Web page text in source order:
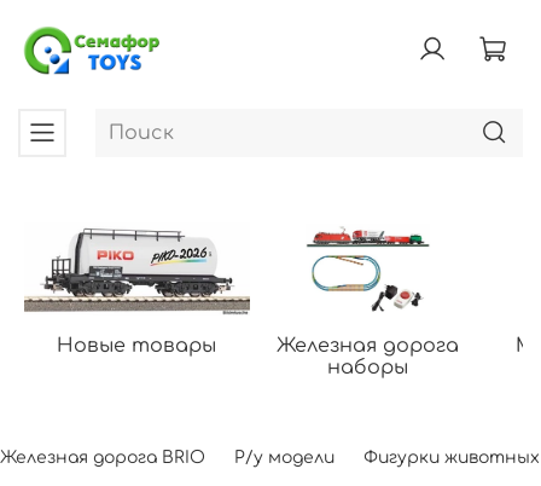
Новые товары
Железная дорога
наборы
Железная дорога BRIO Р/у модели Фигурки животных